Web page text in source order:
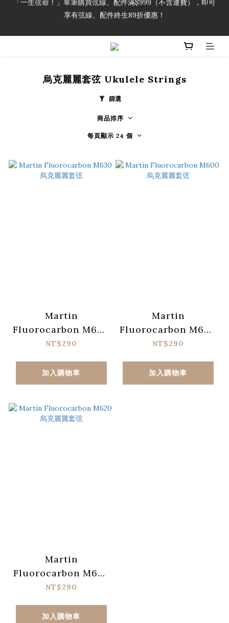
「一生弦命！」單筆購買弦線、配件滿$999（不含運費），即可
享有弦線、配件終生89折優惠！
加入會員即領2000元購物金。 加入購物車查看更多折扣！
享有弦線、配件終生89折優惠！
烏克麗麗套弦 Ukulele Strings
篩選
商品排序
每頁顯示 24 個
Martin
Fluorocarbon M630
烏克麗麗套弦
NT$290
加入購物車
Martin
Fluorocarbon M600
烏克麗麗套弦
NT$290
加入購物車
Martin
Fluorocarbon M620
烏克麗麗套弦
NT$290
加入購物車